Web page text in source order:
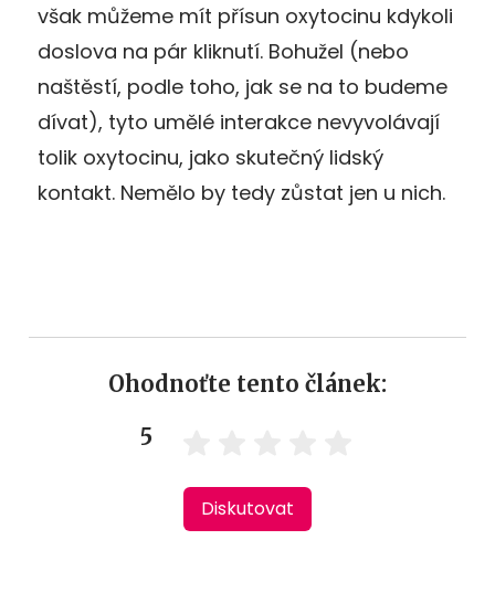
však můžeme mít přísun oxytocinu kdykoli
doslova na pár kliknutí. Bohužel (nebo
naštěstí, podle toho, jak se na to budeme
dívat), tyto umělé interakce nevyvolávají
tolik oxytocinu, jako skutečný lidský
kontakt. Nemělo by tedy zůstat jen u nich.
Ohodnoťte tento článek:
5
Diskutovat